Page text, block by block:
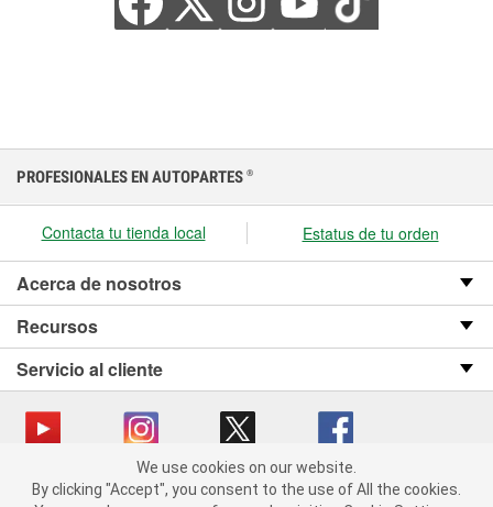
We use cookies on our website. By clicking "Accept", you consent
to the use of All the cookies.
PROFESIONALES EN AUTOPARTES ®
Contacta tu tienda local Estatus de tu orden
Acerca de nosotros
Recursos
Servicio al cliente
Copyright © 2008-2026 O’Reilly Auto Parts v OST_3.2.0.0.729 (3) cv1361
We use cookies on our website.
By clicking "Accept", you consent to the use of All the cookies.